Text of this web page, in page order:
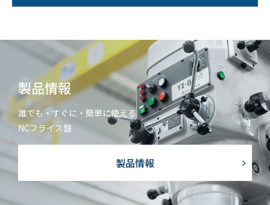
JP EN
製品情報
誰でも・すぐに・簡単に使える
NCフライス盤
製品情報